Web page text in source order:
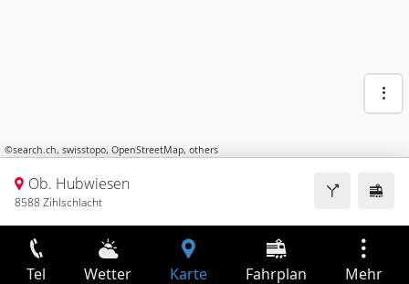
©search.ch, swisstopo, OpenStreetMap, others
Ob. Hubwiesen
8588 Zihlschlacht
Tel Wetter Karte Fahrplan Mehr